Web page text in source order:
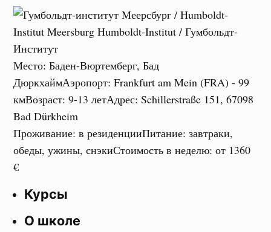
Место:Баден-Вюртемберг, Бад
ДюркхаймАэропорт:Frankfurt am Mein (FRA) - 99
кмВозраст:9-13 летАдрес:Schillerstraße 151, 67098
Bad Dürkheim
Проживание:в резиденцииПитание:завтраки,
обеды, ужины, снэкиСтоимость в неделю:от 1360
€
Курсы
О школе